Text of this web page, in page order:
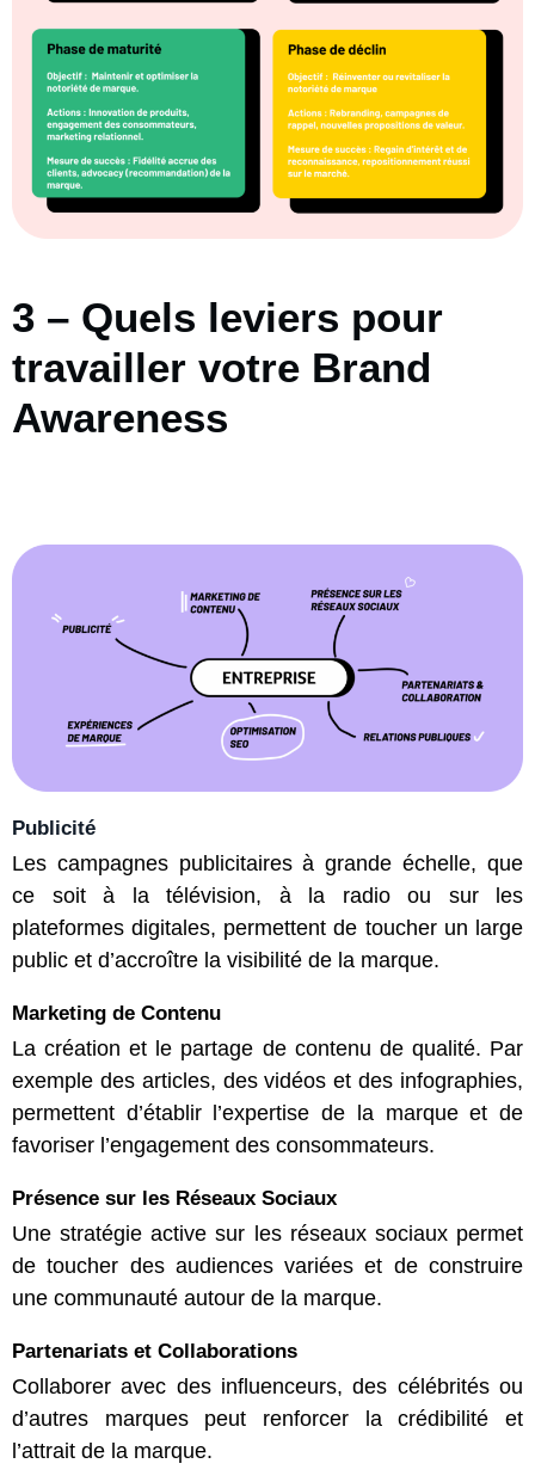
3 – Quels leviers pour
travailler votre Brand
Awareness
Publicité
Les campagnes publicitaires à grande échelle, que
ce soit à la télévision, à la radio ou sur les
plateformes digitales, permettent de toucher un large
public et d’accroître la visibilité de la marque.
Marketing de Contenu
La création et le partage de contenu de qualité. Par
exemple des articles, des vidéos et des infographies,
permettent d’établir l’expertise de la marque et de
favoriser l’engagement des consommateurs.
Présence sur les Réseaux Sociaux
Une stratégie active sur les réseaux sociaux permet
de toucher des audiences variées et de construire
une communauté autour de la marque.
Partenariats et Collaborations
Collaborer avec des influenceurs, des célébrités ou
d’autres marques peut renforcer la crédibilité et
l’attrait de la marque.